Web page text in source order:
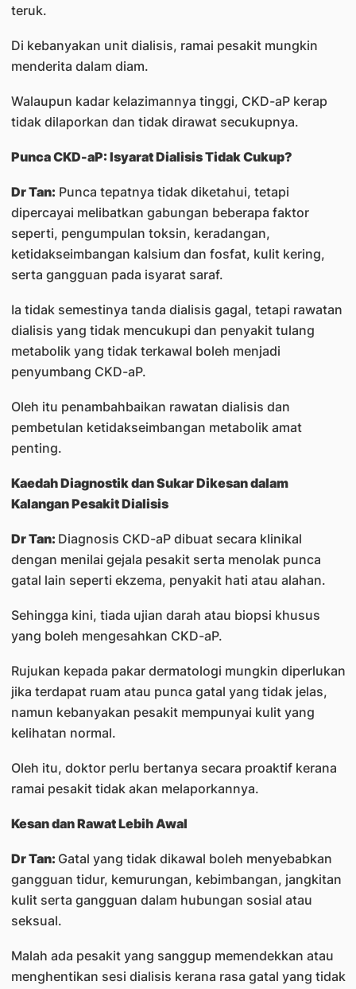
teruk.
Di kebanyakan unit dialisis, ramai pesakit mungkin
menderita dalam diam.
Walaupun kadar kelazimannya tinggi, CKD-aP kerap
tidak dilaporkan dan tidak dirawat secukupnya.
Punca CKD-aP: Isyarat Dialisis Tidak Cukup?
Dr Tan: Punca tepatnya tidak diketahui, tetapi
dipercayai melibatkan gabungan beberapa faktor
seperti, pengumpulan toksin, keradangan,
ketidakseimbangan kalsium dan fosfat, kulit kering,
serta gangguan pada isyarat saraf.
Ia tidak semestinya tanda dialisis gagal, tetapi rawatan
dialisis yang tidak mencukupi dan penyakit tulang
metabolik yang tidak terkawal boleh menjadi
penyumbang CKD-aP.
Oleh itu penambahbaikan rawatan dialisis dan
pembetulan ketidakseimbangan metabolik amat
penting.
Kaedah Diagnostik dan Sukar Dikesan dalam
Kalangan Pesakit Dialisis
Dr Tan: Diagnosis CKD-aP dibuat secara klinikal
dengan menilai gejala pesakit serta menolak punca
gatal lain seperti ekzema, penyakit hati atau alahan.
Sehingga kini, tiada ujian darah atau biopsi khusus
yang boleh mengesahkan CKD-aP.
Rujukan kepada pakar dermatologi mungkin diperlukan
jika terdapat ruam atau punca gatal yang tidak jelas,
namun kebanyakan pesakit mempunyai kulit yang
kelihatan normal.
Oleh itu, doktor perlu bertanya secara proaktif kerana
ramai pesakit tidak akan melaporkannya.
Kesan dan Rawat Lebih Awal
Dr Tan: Gatal yang tidak dikawal boleh menyebabkan
gangguan tidur, kemurungan, kebimbangan, jangkitan
kulit serta gangguan dalam hubungan sosial atau
seksual.
Malah ada pesakit yang sanggup memendekkan atau
menghentikan sesi dialisis kerana rasa gatal yang tidak